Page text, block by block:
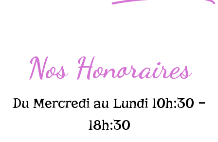
Nos Honoraires
Du Mercredi au Lundi 10h:30 –
18h:30